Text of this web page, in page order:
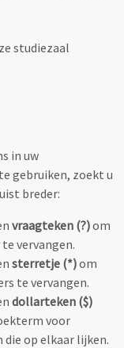
studiezaal
in uw
gebruiken, zoekt u
breder:
vraagteken (?)om
vervangen.
sterretje (*)om
te vervangen.
dollarteken ($)
voor
op elkaar lijken.